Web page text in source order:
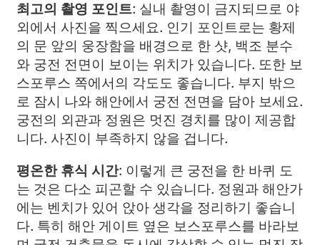
최고의 촬영 포인트: 실내 촬영이 금지되므로 야
외에서 사진을 찍으세요. 인기 포인트로는 황제
의 문 앞의 웅장함을 배경으로 한 샷, 백조 분수
와 궁전 전면이 보이는 위치가 있습니다. 또한 보
스포루스 쪽에서의 각도도 좋습니다. 부지 밖으
로 잠시 나와 해안에서 궁전 전면을 담아 보세요.
궁전의 외관과 정원은 멋진 경치를 많이 제공합
니다. 사진이 부족하지 않을 겁니다.
평온한 휴식 시간: 이렇게 큰 궁전을 한 바퀴 도
는 것은 다소 피곤할 수 있습니다. 정원과 해안가
에는 벤치가 있어 앉아 생각을 정리하기 좋습니
다. 특히 해안 게이트 옆은 보스포루스를 바라보